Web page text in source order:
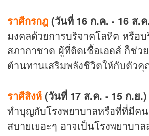
ราศีกรกฎ (วันที่ 16 ก.ค. - 16 ส.
มงคลด้วยการบริจาคโลหิต หรือบ
สภากาชาด ผู้ที่ติดเชื้อเอดส์ ก็ช่ว
ต้านทานเสริมพลังชีวิตให้กับตัวคุ
ราศีสิงห์ (วันที่ 17 ส.ค. - 15 ก.ย.)
ทำบุญกับโรงพยาบาลหรือที่ที่มีค
สบายเยอะๆ อาจเป็นโรงพยาบาล